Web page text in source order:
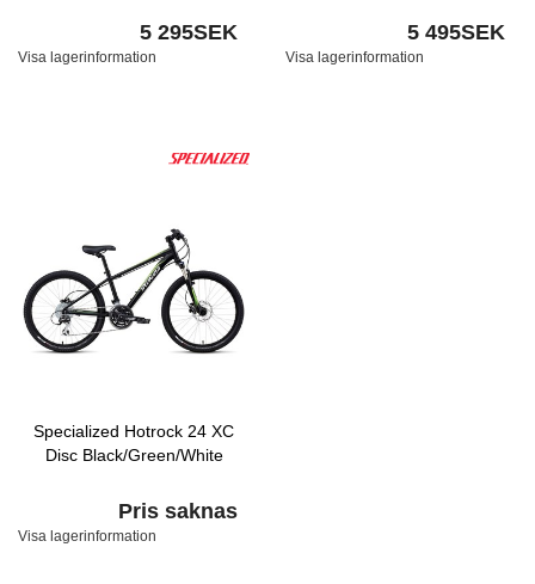
5 295SEK
Visa lagerinformation
5 495SEK
Visa lagerinformation
Specialized Hotrock 24 XC
Disc Black/Green/White
Pris saknas
Visa lagerinformation